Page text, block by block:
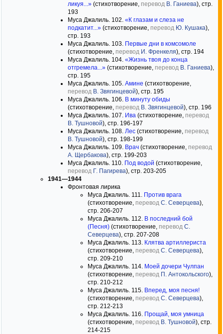
ликуя...» (стихотворение, перевод В. Ганиева), стр.
193
Муса Джалиль. 102. «К глазам и слеза не
подкатит...» (стихотворение, перевод Ю. Кушака),
стр. 193
Муса Джалиль. 103. Первые дни в комсомоле
(стихотворение, перевод И. Френкеля), стр. 194
Муса Джалиль. 104. «Жизнь твоя до конца
отгремела...» (стихотворение, перевод В. Ганиева),
стр. 195
Муса Джалиль. 105. Амине (стихотворение,
перевод В. Звягинцевой), стр. 195
Муса Джалиль. 106. В минуту обиды
(стихотворение, перевод В. Звягинцевой), стр. 196
Муса Джалиль. 107. Ива (стихотворение, перевод
В. Тушновой), стр. 196-197
Муса Джалиль. 108. Лес (стихотворение, перевод
В. Тушновой), стр. 198-199
Муса Джалиль. 109. Врач (стихотворение, перевод
А. Щербакова), стр. 199-203
Муса Джалиль. 110. Под водой (стихотворение,
перевод Г. Пагирева), стр. 203-205
1941—1944
Фронтовая лирика
Муса Джалиль. 111. Против врага
(стихотворение, перевод С. Северцева),
стр. 206-207
Муса Джалиль. 112. В последний бой
(Песня) (стихотворение, перевод С.
Северцева), стр. 207-208
Муса Джалиль. 113. Клятва артиллериста
(стихотворение, перевод С. Северцева),
стр. 209-210
Муса Джалиль. 114. Моей дочери Чулпан
(стихотворение, перевод П. Антокольского),
стр. 210-212
Муса Джалиль. 115. Вперед, моя песня!
(стихотворение, перевод С. Северцева),
стр. 212-213
Муса Джалиль. 116. Прощай, моя умница
(стихотворение, перевод В. Тушновой), стр.
214-215